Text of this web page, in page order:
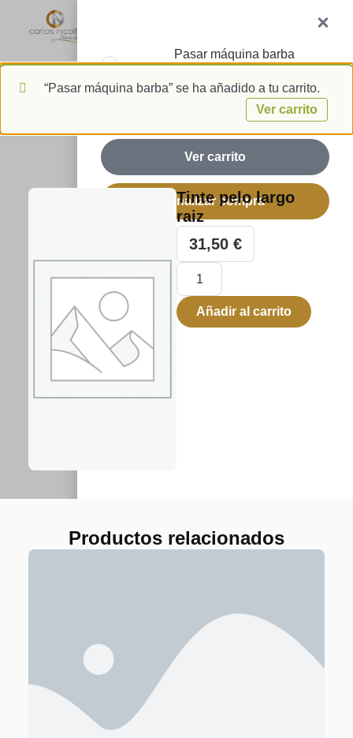
Pasar máquina barba
€
Ver carrito
Finalizar compra
“Pasar máquina barba” se ha añadido a tu carrito.
Ver carrito
Tinte pelo largo
raiz
31,50 €
Añadir al carrito
Productos relacionados